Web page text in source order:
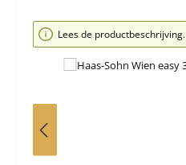
Afbeeldingengalerij overslaan
Lees de productbeschrijving.